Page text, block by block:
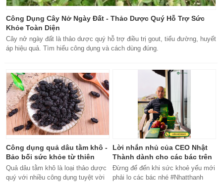
Công Dụng Cây Nở Ngày Đất - Thảo Dược Quý Hỗ Trợ Sức
Khỏe Toàn Diện
Cây nở ngày đất là thảo dược quý hỗ trợ điều trị gout, tiểu đường, huyết
áp hiệu quả. Tìm hiểu công dụng và cách dùng đúng.
Công dụng quả dâu tằm khô -
Bảo bối sức khỏe từ thiên
nhiên
Quả dâu tằm khô là loại thảo dược
quý với nhiều công dụng tuyệt vời
Lời nhắn nhủ của CEO Nhật
Thành dành cho các bác trên
50 tuổi
Đừng để đến khi sức khoẻ yếu mới
phải lo các bác nhé #Nhatthanh